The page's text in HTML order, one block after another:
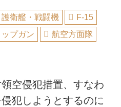
衛艦・戦闘機
F-15
プガン
航空方面隊
空侵犯措置、すなわ
犯しようとするのに